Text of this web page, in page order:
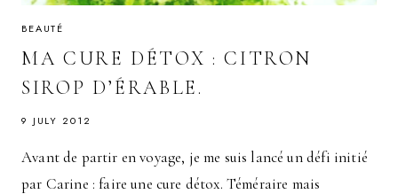
BEAUTÉ
MA CURE DÉTOX : CITRON
SIROP D’ÉRABLE.
9 JULY 2012
Avant de partir en voyage, je me suis lancé un défi initié
par Carine : faire une cure détox. Téméraire mais